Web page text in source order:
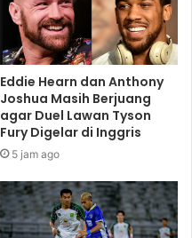
Eddie Hearn dan Anthony
Joshua Masih Berjuang
agar Duel Lawan Tyson
Fury Digelar di Inggris
5 jam ago